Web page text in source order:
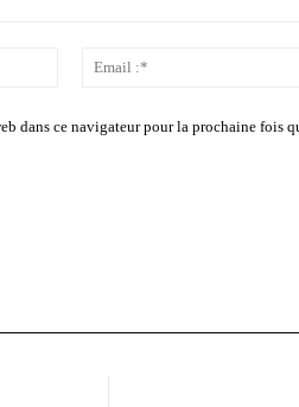
dans ce navigateur pour la prochaine fois